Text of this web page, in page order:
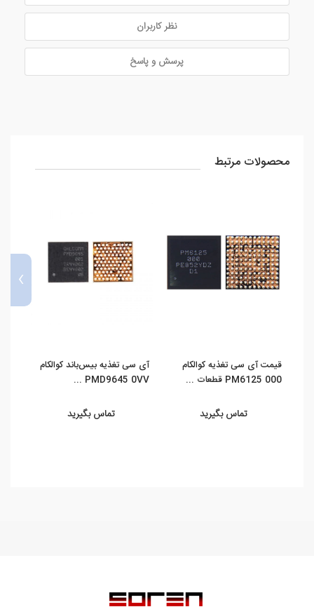
نظر کاربران
پرسش و پاسخ
محصولات مرتبط
قیمت آی سی تغذیه کوالکام
PM6125 000 قطعات ...
تماس بگیرید
آی سی تغذیه بیس‌باند کوالکام
PMD9645 0VV ...
تماس بگیرید
›